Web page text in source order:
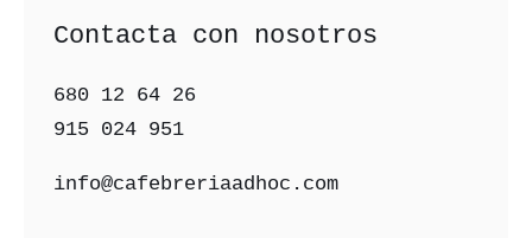
Contacta con nosotros
680 12 64 26‬
915 024 951‬
info@cafebreriaadhoc.com